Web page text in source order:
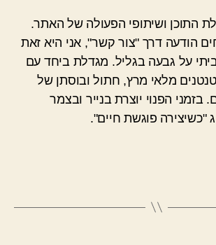
התוכן ושיתופי הפעולה של האתר.
הודעה דרך "צור קשר", אני היא זאת
על גבעה בגליל. מגדלת ביחד עם
מלאי מרץ, חתול ובוסתן של
בזמני הפנוי יוצרת בנייר ובצמר
"כשיצירה פוגשת חיים".